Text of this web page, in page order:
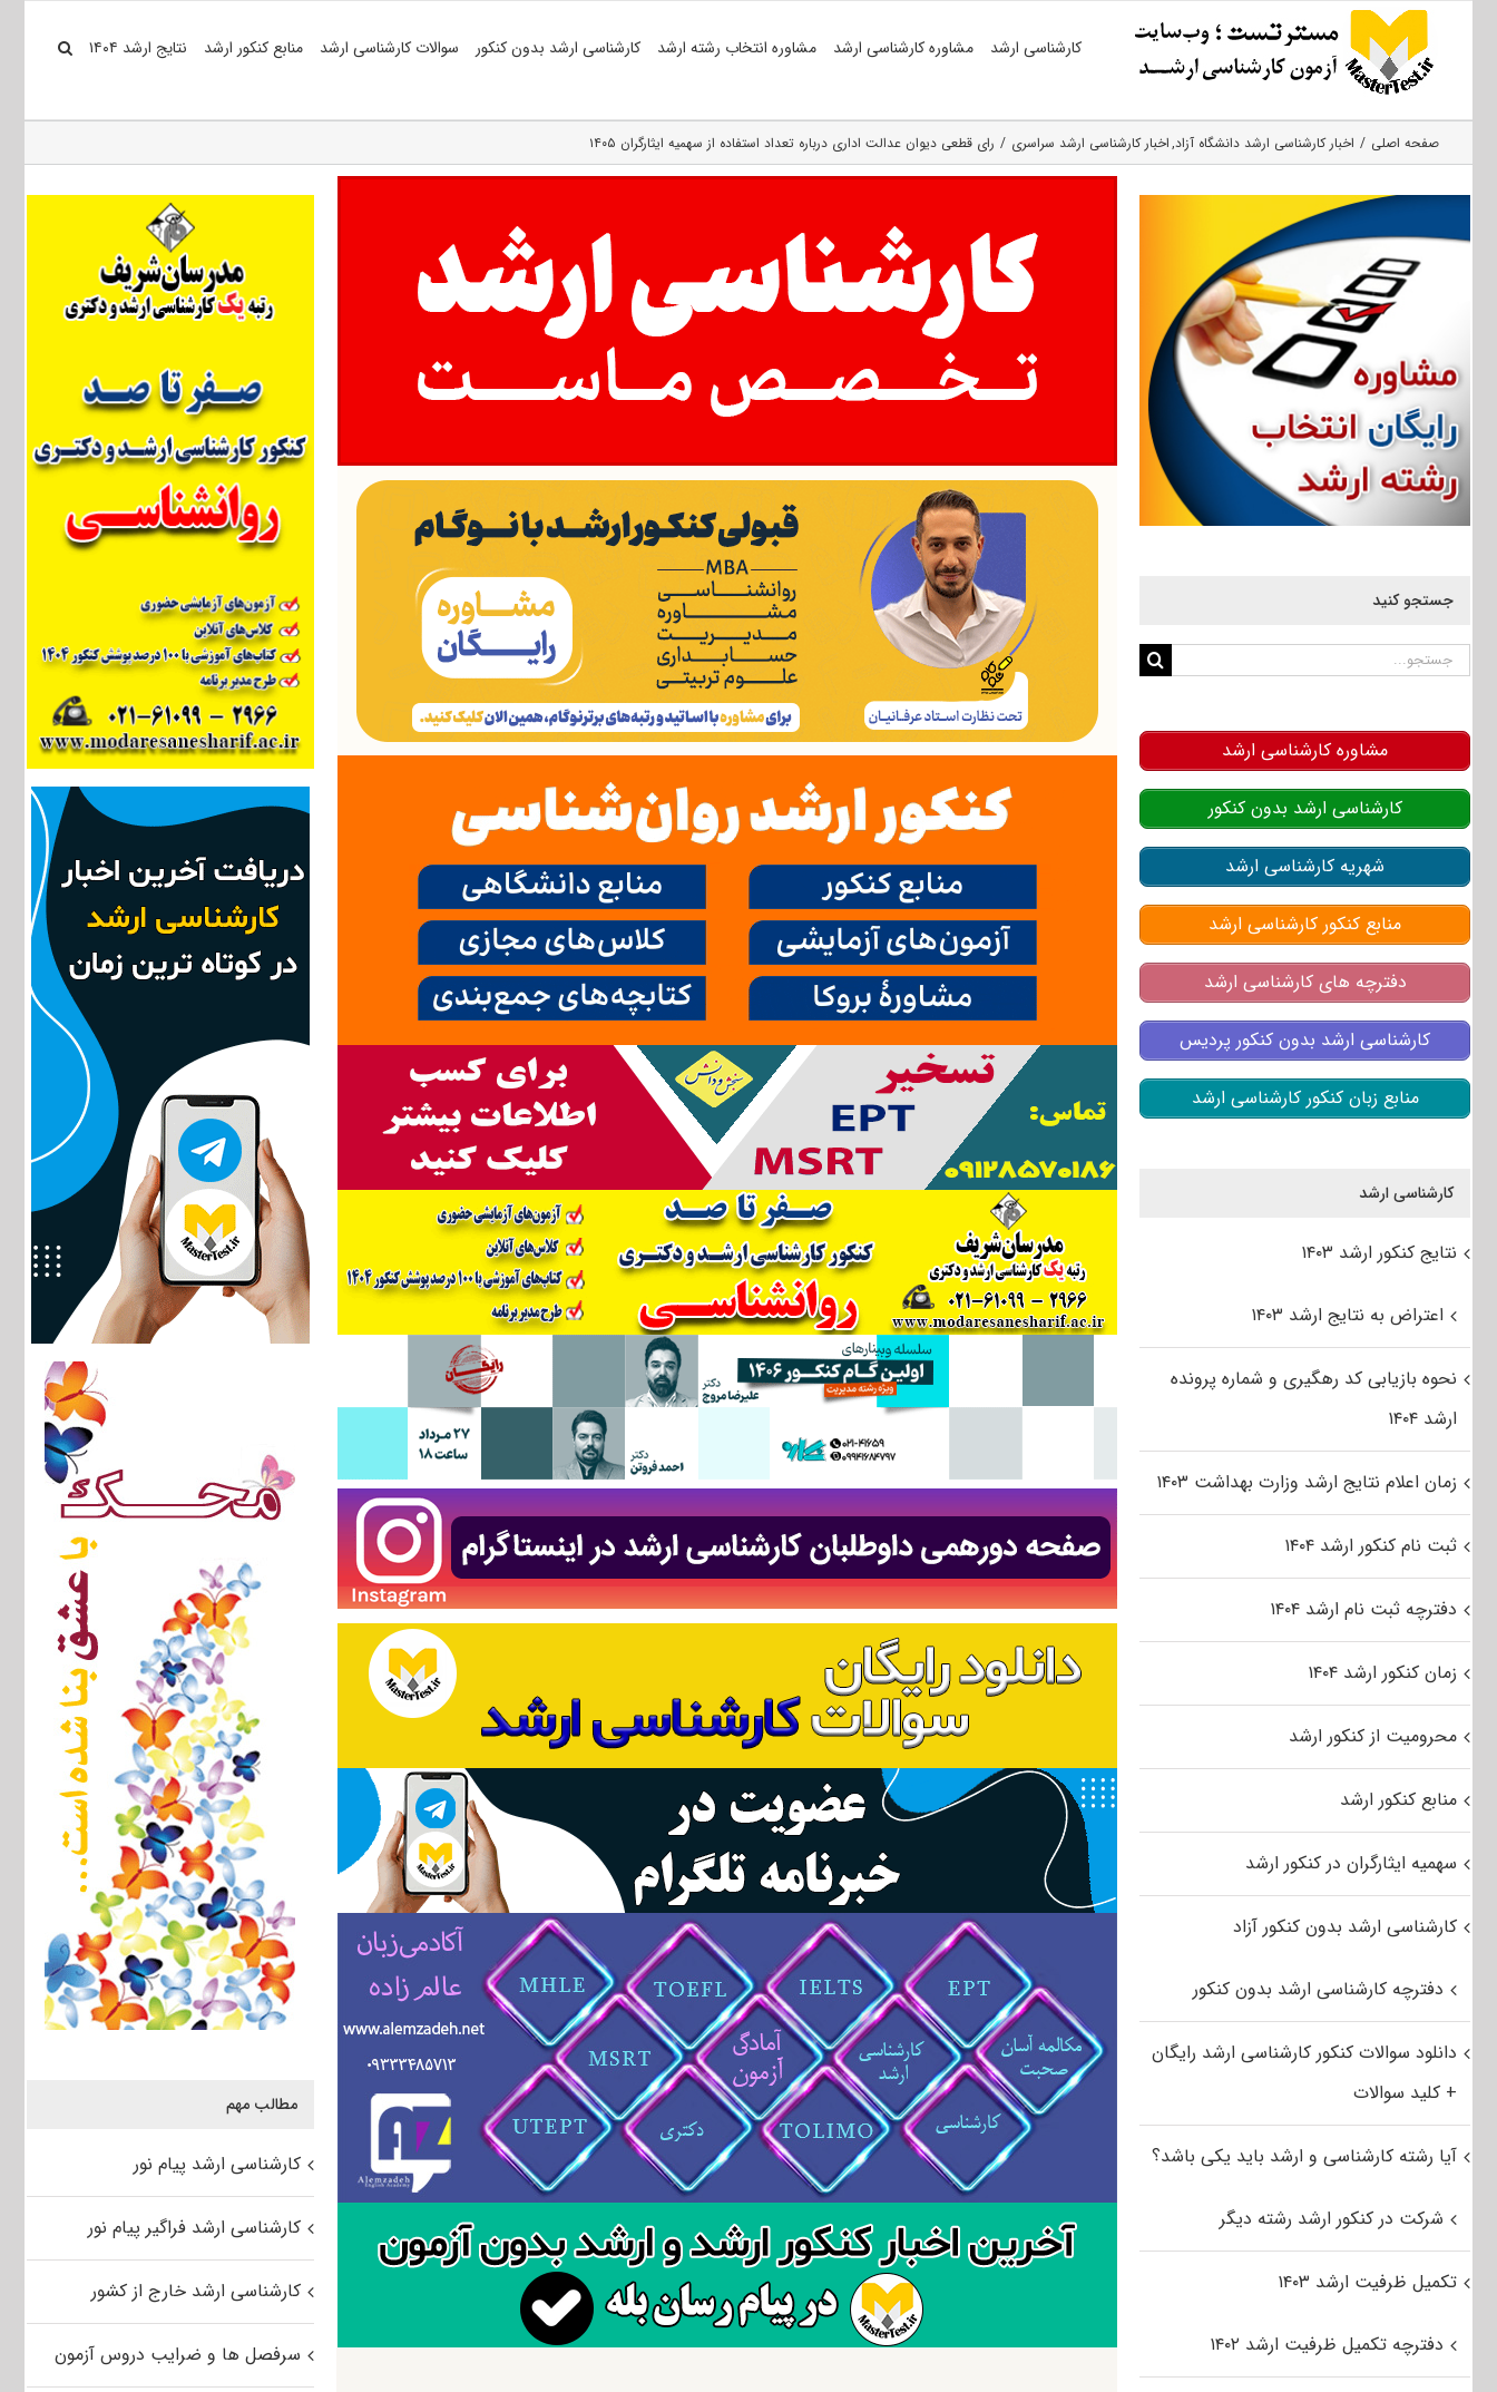
کارشناسی ارشد مشاوره کارشناسی ارشد مشاوره انتخاب رشته ارشد کارشناسی ارشد بدون کنکور سوالات کارشناسی ارشد منابع کنکور ارشد نتایج ارشد ۱۴۰۴
صفحه اصلی اخبار کارشناسی ارشد دانشگاه آزاد اخبار کارشناسی ارشد سراسری رای قطعی دیوان عدالت اداری درباره تعداد استفاده از سهمیه ایثارگران ۱۴۰۵
مطالب مهم
کارشناسی ارشد پیام نور
کارشناسی ارشد فراگیر پیام نور
کارشناسی ارشد خارج از کشور
سرفصل ها و ضرایب دروس آزمون
جستجو کنید
جستجو
مشاوره کارشناسی ارشد
کارشناسی ارشد بدون کنکور
شهریه کارشناسی ارشد
منابع کنکور کارشناسی ارشد
دفترچه های کارشناسی ارشد
کارشناسی ارشد بدون کنکور پردیس
منابع زبان کنکور کارشناسی ارشد
کارشناسی ارشد
نتایج کنکور ارشد ۱۴۰۳
اعتراض به نتایج ارشد ۱۴۰۳
نحوه بازیابی کد رهگیری و شماره پرونده
ارشد ۱۴۰۴
زمان اعلام نتایج ارشد وزارت بهداشت ۱۴۰۳
ثبت نام کنکور ارشد ۱۴۰۴
دفترچه ثبت نام ارشد ۱۴۰۴
زمان کنکور ارشد ۱۴۰۴
محرومیت از کنکور ارشد
منابع کنکور ارشد
سهمیه ایثارگران در کنکور ارشد
کارشناسی ارشد بدون کنکور آزاد
دفترچه کارشناسی ارشد بدون کنکور
دانلود سوالات کنکور کارشناسی ارشد رایگان
+ کلید سوالات
آیا رشته کارشناسی و ارشد باید یکی باشد؟
شرکت در کنکور ارشد رشته دیگر
تکمیل ظرفیت ارشد ۱۴۰۳
دفترچه تکمیل ظرفیت ارشد ۱۴۰۲